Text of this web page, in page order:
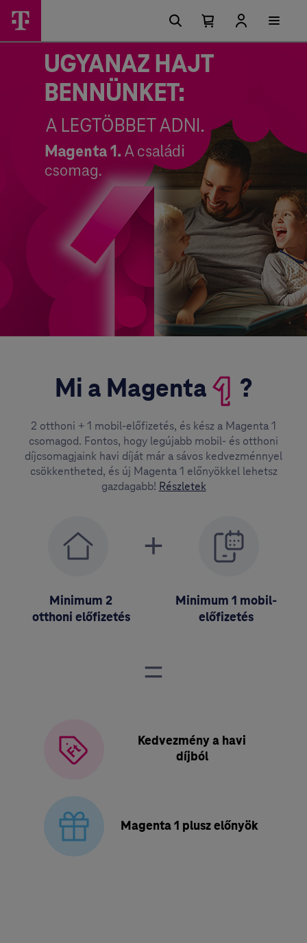
Válaszd
Magenta
ajánlatunkat!
Telekom
lakossági
szolgáltatások
Főmenü
lehetőségek
Kosárban
száma
0
Kosár
Mi a Magenta ?
2 otthoni + 1 mobil-előfizetés, és kész a Magenta 1
csomagod. Fontos, hogy legújabb mobil- és otthoni
díjcsomagjaink havi díját már a sávos kedvezménnyel
csökkentheted, és új Magenta 1 előnyökkel lehetsz
gazdagabb! Részletek
Minimum 2
otthoni előfizetés
Minimum 1 mobil-
előfizetés
Kedvezmény a havi
díjból
Magenta 1 plusz előnyök